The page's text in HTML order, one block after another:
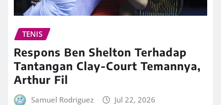
TENIS
Respons Ben Shelton Terhadap
Tantangan Clay-Court Temannya,
Arthur Fil
Samuel Rodriguez Jul 22, 2026